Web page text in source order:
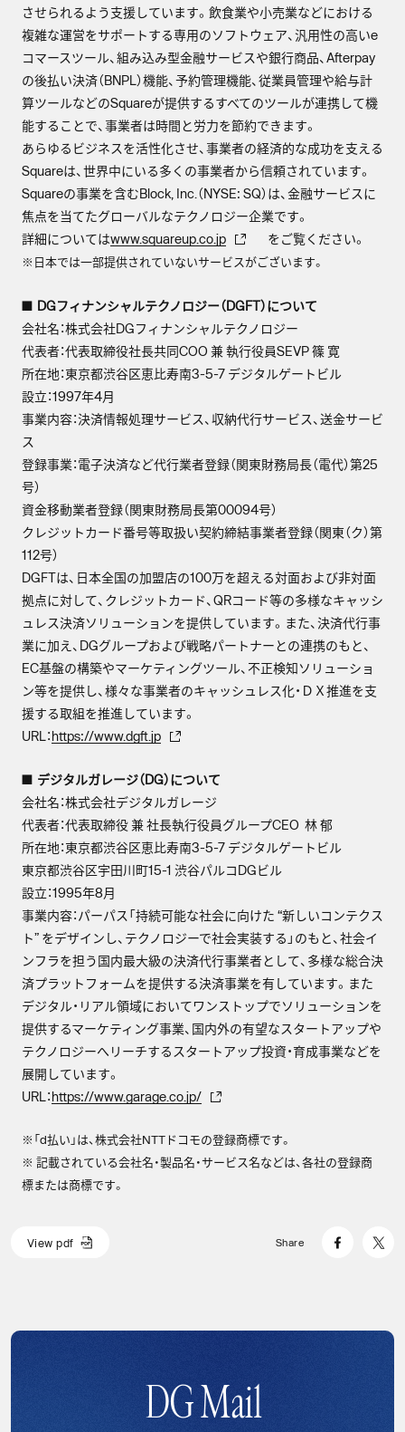
させられるよう支援しています。飲食業や小売業などにおける
複雑な運営をサポートする専用のソフトウェア、汎用性の高いe
コマースツール、組み込み型金融サービスや銀行商品、Afterpay
の後払い決済（BNPL）機能、予約管理機能、従業員管理や給与計
算ツールなどのSquareが提供するすべてのツールが連携して機
能することで、事業者は時間と労力を節約できます。
あらゆるビジネスを活性化させ、事業者の経済的な成功を支える
Squareは、世界中にいる多くの事業者から信頼されています。
Squareの事業を含むBlock, Inc.（NYSE: SQ）は、金融サービスに
焦点を当てたグローバルなテクノロジー企業です。
詳細についてはwww.squareup.co.jp をご覧ください。
※日本では一部提供されていないサービスがございます。
■ DGフィナンシャルテクノロジー（DGFT）について
会社名：株式会社DGフィナンシャルテクノロジー
代表者：代表取締役社長共同COO 兼 執行役員SEVP 篠 寛
所在地：東京都渋谷区恵比寿南3-5-7 デジタルゲートビル
設立：1997年4月
事業内容：決済情報処理サービス、収納代行サービス、送金サービ
ス
登録事業：電子決済など代行業者登録（関東財務局長（電代）第25
号）
資金移動業者登録（関東財務局長第00094号）
クレジットカード番号等取扱い契約締結事業者登録（関東（ク）第
112号）
DGFTは、日本全国の加盟店の100万を超える対面および非対面
拠点に対して、クレジットカード、QRコード等の多様なキャッシ
ュレス決済ソリューションを提供しています。また、決済代行事
業に加え、DGグループおよび戦略パートナーとの連携のもと、
EC基盤の構築やマーケティングツール、不正検知ソリューショ
ン等を提供し、様々な事業者のキャッシュレス化・ＤＸ推進を支
援する取組を推進しています。
URL：https://www.dgft.jp
■ デジタルガレージ（DG）について
会社名：株式会社デジタルガレージ
代表者：代表取締役 兼 社長執行役員グループCEO 林 郁
所在地：東京都渋谷区恵比寿南3-5-7 デジタルゲートビル
東京都渋谷区宇田川町15-1 渋谷パルコDGビル
設立：1995年8月
事業内容：パーパス「持続可能な社会に向けた “新しいコンテクス
ト” をデザインし、テクノロジーで社会実装する」のもと、社会イ
ンフラを担う国内最大級の決済代行事業者として、多様な総合決
済プラットフォームを提供する決済事業を有しています。また
デジタル・リアル領域においてワンストップでソリューションを
提供するマーケティング事業、国内外の有望なスタートアップや
テクノロジーへリーチするスタートアップ投資・育成事業などを
展開しています。
URL：https://www.garage.co.jp/
※「d払い」は、株式会社NTTドコモの登録商標です。
※ 記載されている会社名・製品名・サービス名などは、各社の登録商
標または商標です。
View pdf
Share
DG Mail